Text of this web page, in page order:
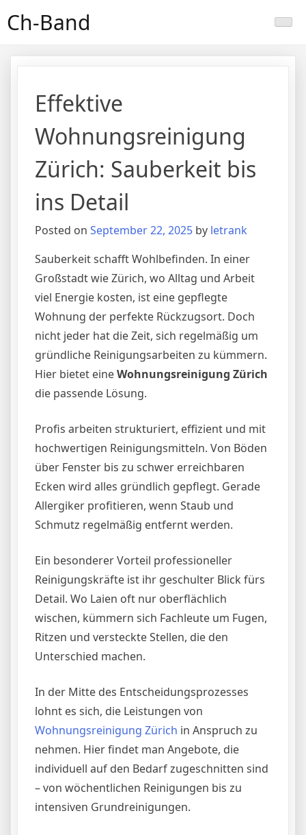
toCh-Band
Effektive
Wohnungsreinigung
Zürich: Sauberkeit bis
ins Detail
Posted on September 22, 2025 by letrank
Sauberkeit schafft Wohlbefinden. In einer
Großstadt wie Zürich, wo Alltag und Arbeit
viel Energie kosten, ist eine gepflegte
Wohnung der perfekte Rückzugsort. Doch
nicht jeder hat die Zeit, sich regelmäßig um
gründliche Reinigungsarbeiten zu kümmern.
Hier bietet eineWohnungsreinigung Zürich
die passende Lösung.
Profis arbeiten strukturiert, effizient und mit
hochwertigen Reinigungsmitteln. Von Böden
über Fenster bis zu schwer erreichbaren
Ecken wird alles gründlich gepflegt. Gerade
Allergiker profitieren, wenn Staub und
Schmutz regelmäßig entfernt werden.
Ein besonderer Vorteil professioneller
Reinigungskräfte ist ihr geschulter Blick fürs
Detail. Wo Laien oft nur oberflächlich
wischen, kümmern sich Fachleute um Fugen,
Ritzen und versteckte Stellen, die den
Unterschied machen.
In der Mitte des Entscheidungsprozesses
lohnt es sich, die Leistungen von
Wohnungsreinigung Zürich in Anspruch zu
nehmen. Hier findet man Angebote, die
individuell auf den Bedarf zugeschnitten sind
– von wöchentlichen Reinigungen bis zu
intensiven Grundreinigungen.